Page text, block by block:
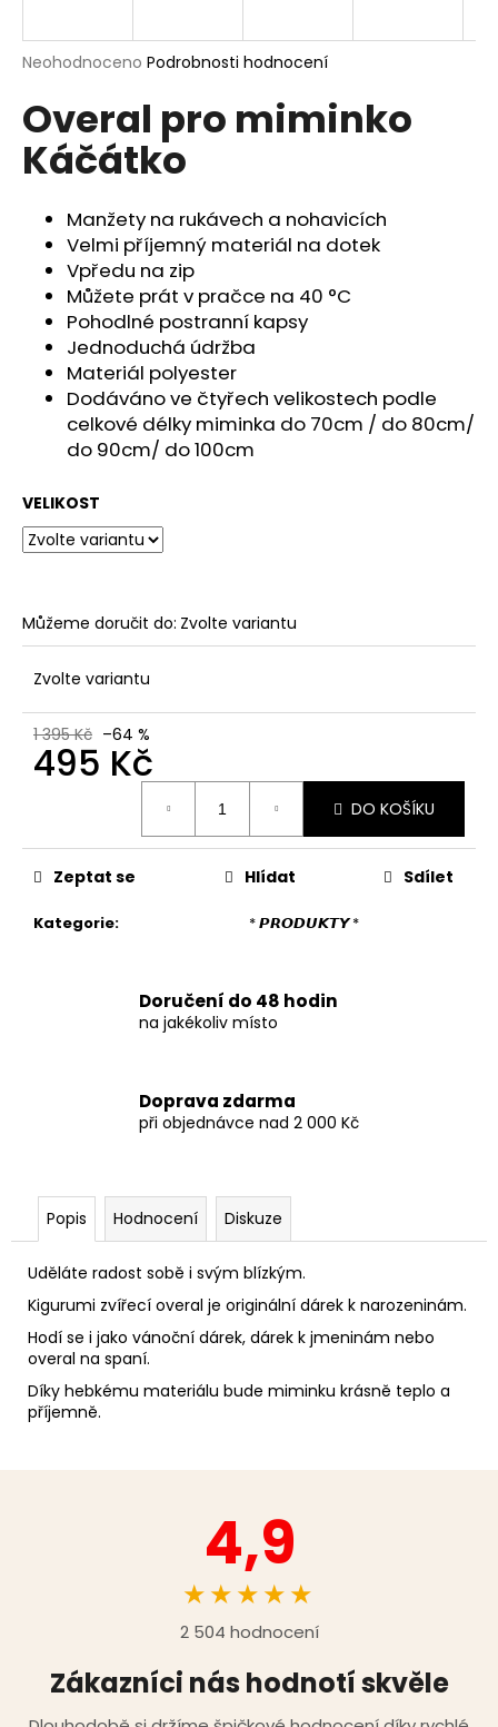
Průměrné
produktu
je
0,0
hvězdiček.
Neohodnoceno Podrobnosti hodnocení
Overal pro miminko
Káčátko
Manžety na rukávech a nohavicích
Velmi příjemný materiál na dotek
Vpředu na zip
Můžete prát v pračce na 40 °C
Pohodlné postranní kapsy
Jednoduchá údržba
Materiál polyester
Dodáváno ve čtyřech velikostech podle
celkové délky miminka do 70cm / do 80cm/
do 90cm/ do 100cm
VELIKOST
Můžeme doručit do: Zvolte variantu
Zvolte variantu
1 395 Kč –64 %
495 Kč
DO KOŠÍKU
Kategorie: * 𝙋𝙍𝙊𝘿𝙐𝙆𝙏𝙔 *
Zeptat se Hlídat Sdílet
Doručení do 48 hodin
na jakékoliv místo
Doprava zdarma
při objednávce nad 2 000 Kč
Popis Hodnocení Diskuze
Uděláte radost sobě i svým blízkým.
Kigurumi zvířecí overal je originální dárek k narozeninám.
Hodí se i jako vánoční dárek, dárek k jmeninám nebo
overal na spaní.
Díky hebkému materiálu bude miminku krásně teplo a
příjemně.
j
t
?
HLEDAT
č
u
j
e
DÁMSKÉ
DLOUHÉ
LETNÍ
PRUHOVANÉ
ŠATY
4,9
★★★★★
2 504 hodnocení
Zákazníci nás hodnotí skvěle